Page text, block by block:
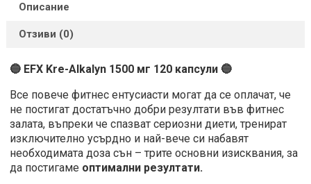
Описание
Отзиви (0)
🔵 EFX Kre-Alkalyn 1500 мг 120 капсули 🔵
Все повече фитнес ентусиасти могат да се оплачат, че
не постигат достатъчно добри резултати във фитнес
залата, въпреки че спазват сериозни диети, тренират
изключително усърдно и най-вече си набавят
необходимата доза сън – трите основни изисквания, за
да постигаме оптимални резултати.